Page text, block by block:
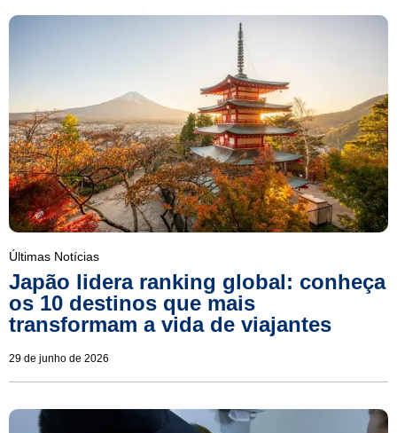
Últimas Notícias
Japão lidera ranking global: conheça
os 10 destinos que mais
transformam a vida de viajantes
29 de junho de 2026